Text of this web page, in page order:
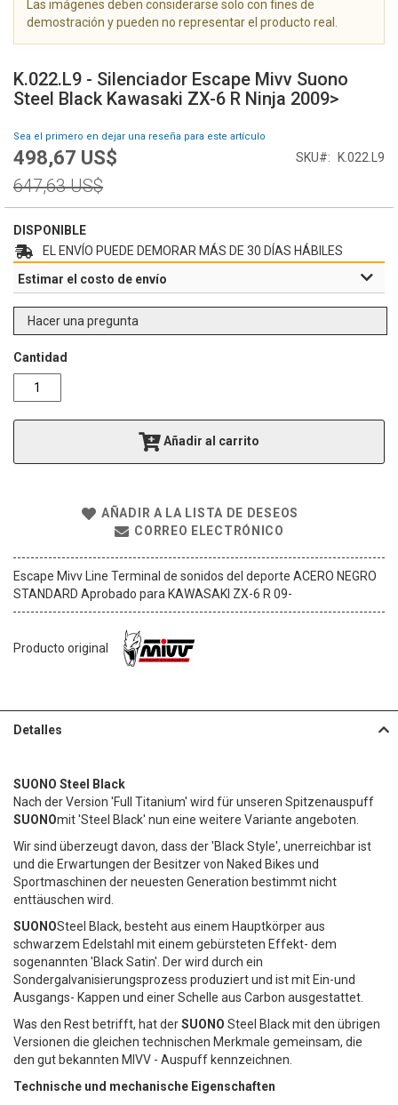
K.022.L9 - Silenciador Escape Mivv Suono
Steel Black Kawasaki ZX-6 R Ninja 2009>
Sea el primero en dejar una reseña para este artículo
Special
498,67 US$
Regular
647,63 US$
SKU K.022.L9
DISPONIBLE
EL ENVÍO PUEDE DEMORAR MÁS DE 30 DÍAS HÁBILES
Estimar el costo de envío
Hacer una pregunta
Cantidad
Añadir al carrito
AÑADIR A LA LISTA DE DESEOS
CORREO ELECTRÓNICO
Escape Mivv Line Terminal de sonidos del deporte ACERO NEGRO
STANDARD Aprobado para KAWASAKI ZX-6 R 09-
Producto original
l
r
í
d
e
m
á
g
e
n
s
Las imágenes deben considerarse solo con fines de
demostración y pueden no representar el producto real.
a
l
t
r
a
c
o
m
e
n
d
e
l
a
e
i
m
n
Detalles
SUONO Steel Black
Nach der Version 'Full Titanium' wird für unseren Spitzenauspuff
SUONOmit 'Steel Black' nun eine weitere Variante angeboten.
Wir sind überzeugt davon, dass der 'Black Style', unerreichbar ist
und die Erwartungen der Besitzer von Naked Bikes und
Sportmaschinen der neuesten Generation bestimmt nicht
enttäuschen wird.
SUONOSteel Black, besteht aus einem Hauptkörper aus
schwarzem Edelstahl mit einem gebürsteten Effekt- dem
sogenannten 'Black Satin'. Der wird durch ein
Sondergalvanisierungsprozess produziert und ist mit Ein-und
Ausgangs- Kappen und einer Schelle aus Carbon ausgestattet.
Was den Rest betrifft, hat derSUONO Steel Black mit den übrigen
Versionen die gleichen technischen Merkmale gemeinsam, die
den gut bekannten MIVV - Auspuff kennzeichnen.
Technische und mechanische Eigenschaften